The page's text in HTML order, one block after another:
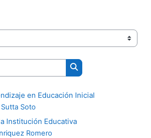
Buscar cursos
en Educación Inicial
Soto
Institución Educativa
Romero